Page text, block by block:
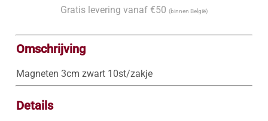
Gratis levering vanaf €50 (binnen België)
Omschrijving
Magneten 3cm zwart 10st/zakje
Details